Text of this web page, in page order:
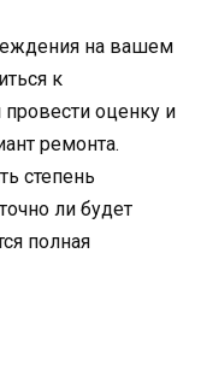
на вашем
к
оценку и
ремонта.
степень
ли будет
полная